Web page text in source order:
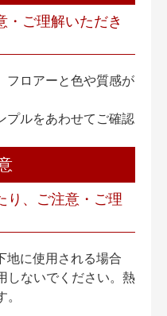
・ご理解いただき
ロアーと色や質感が
ルをあわせてご確認
り、ご注意・ご理
に使用される場合
しないでください。熱